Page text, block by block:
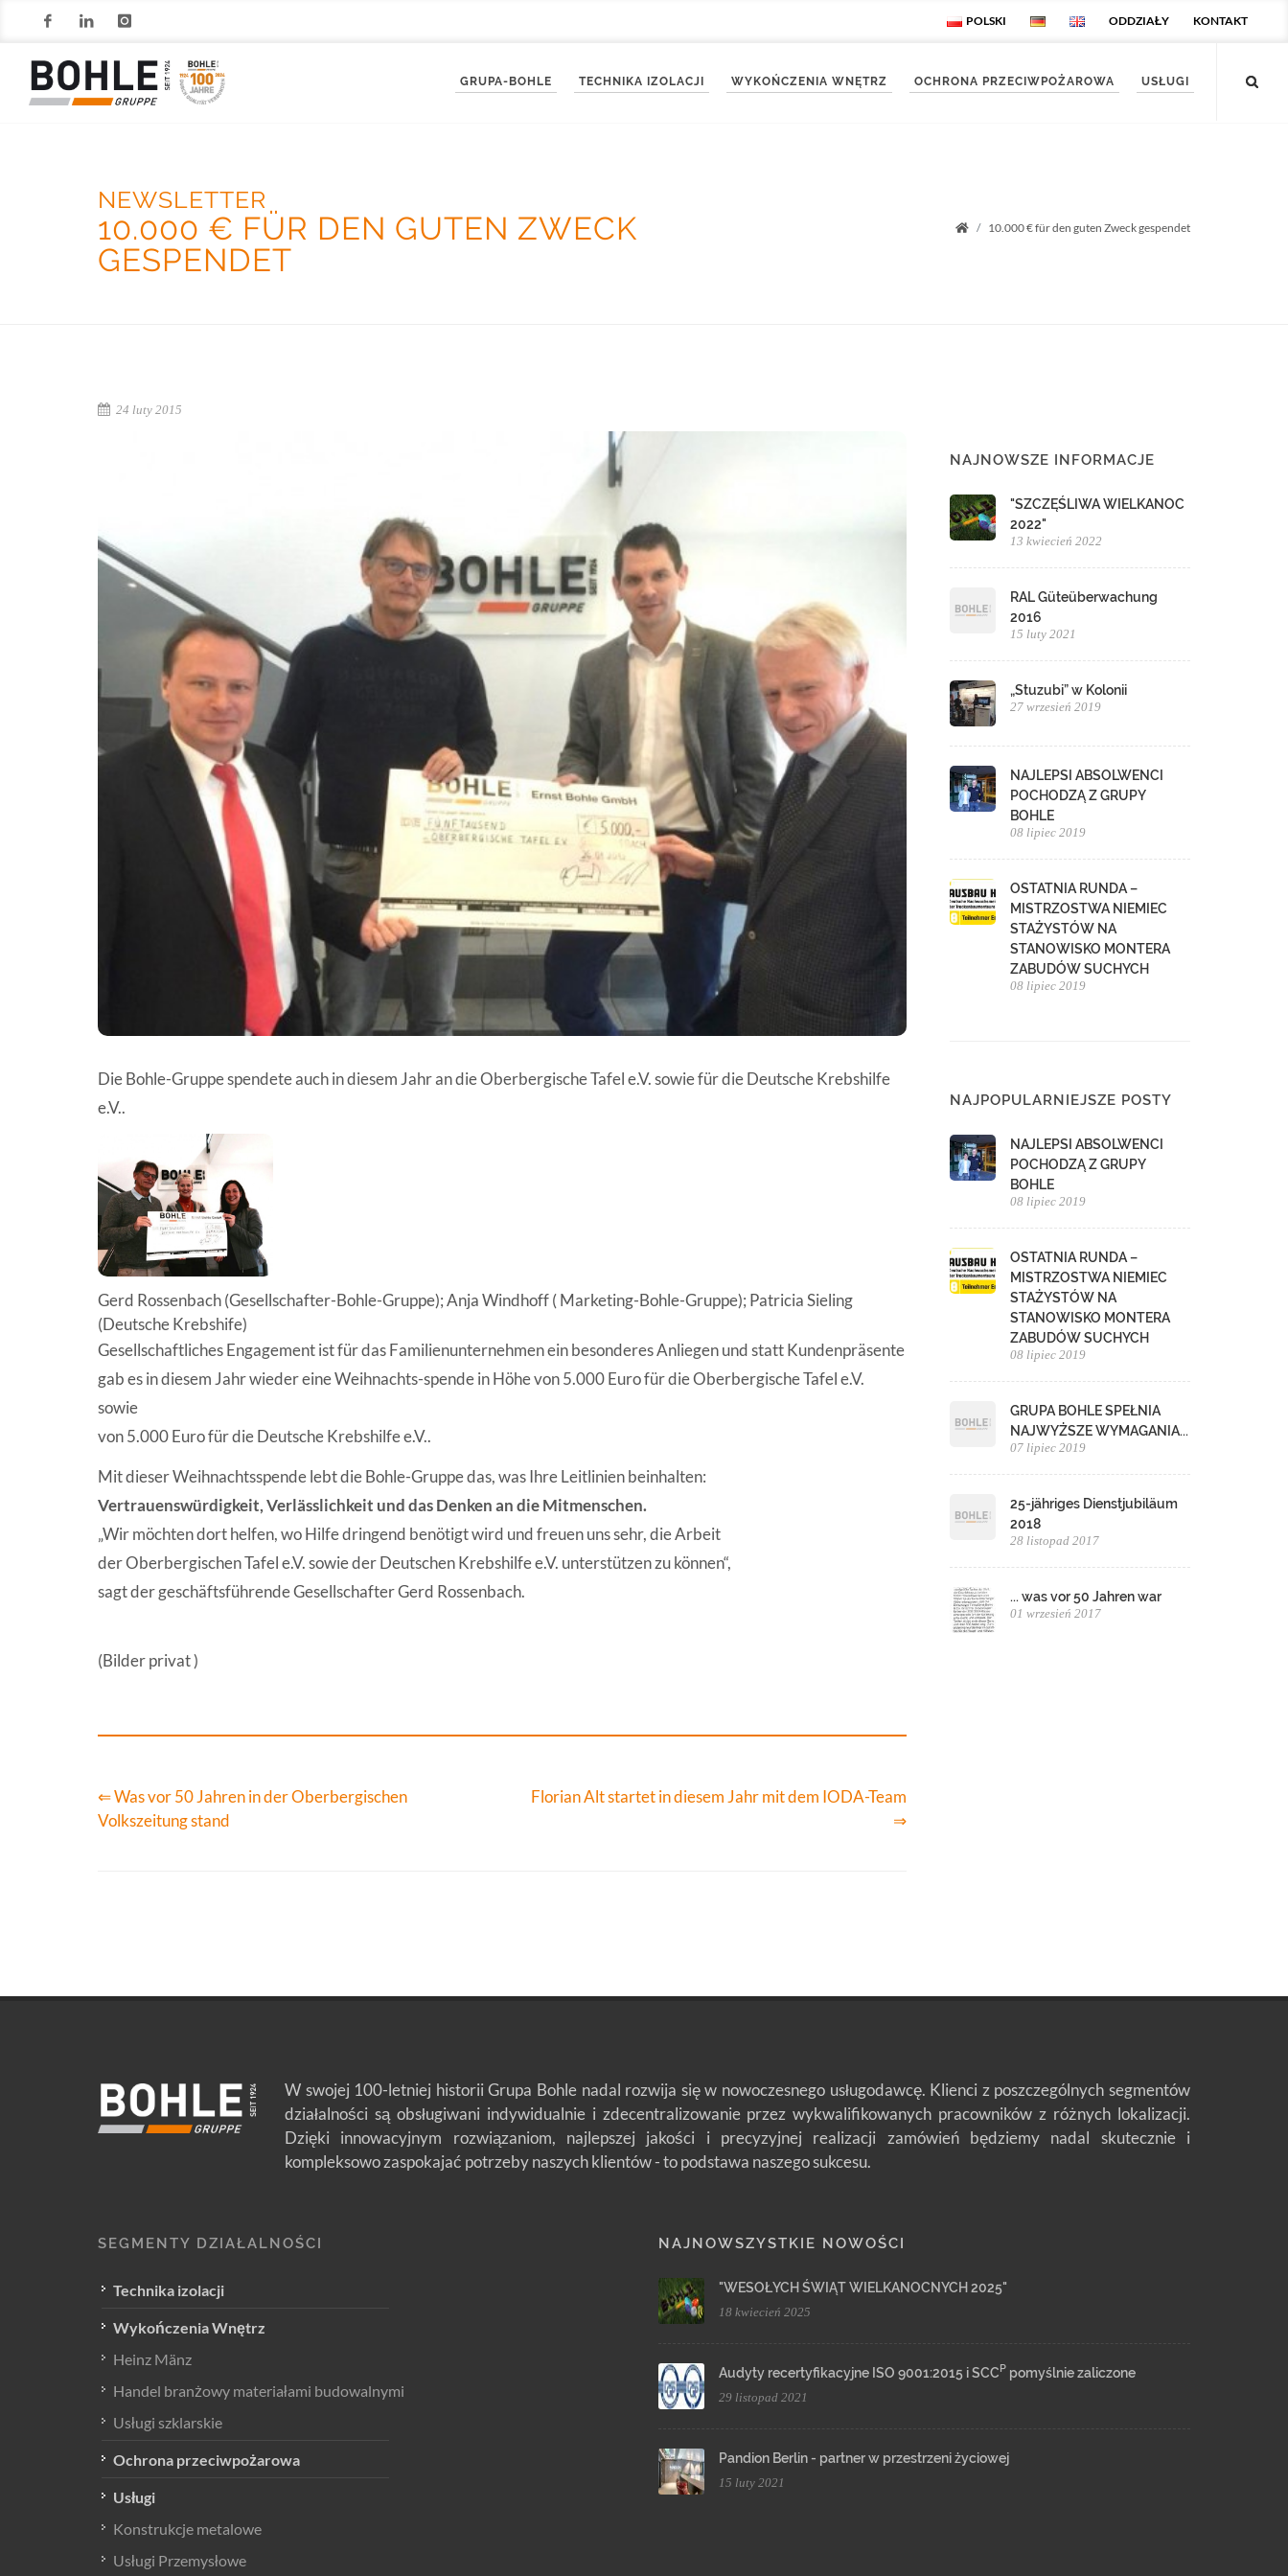
FacebookLinkedInInstagram
POLSKI ODDZIAŁY KONTAKT
GRUPA-BOHLE TECHNIKA IZOLACJI WYKOŃCZENIA WNĘTRZ OCHRONA PRZECIWPOŻAROWA USŁUGI
NEWSLETTER
10.000 € FÜR DEN GUTEN ZWECK
GESPENDET
Startseite
10.000 € für den guten Zweck gespendet
24 luty 2015
Die Bohle-Gruppe spendete auch in diesem Jahr an die Oberbergische Tafel e.V. sowie für die Deutsche Krebshilfe
e.V..
Gerd Rossenbach (Gesellschafter-Bohle-Gruppe); Anja Windhoff ( Marketing-Bohle-Gruppe); Patricia Sieling
(Deutsche Krebshife)
Gesellschaftliches Engagement ist für das Familienunternehmen ein besonderes Anliegen und statt Kundenpräsente
gab es in diesem Jahr wieder eine Weihnachts-spende in Höhe von 5.000 Euro für die Oberbergische Tafel e.V.
sowie
von 5.000 Euro für die Deutsche Krebshilfe e.V..
Mit dieser Weihnachtsspende lebt die Bohle-Gruppe das, was Ihre Leitlinien beinhalten:
Vertrauenswürdigkeit, Verlässlichkeit und das Denken an die Mitmenschen.
„Wir möchten dort helfen, wo Hilfe dringend benötigt wird und freuen uns sehr, die Arbeit
der Oberbergischen Tafel e.V. sowie der Deutschen Krebshilfe e.V. unterstützen zu können“,
sagt der geschäftsführende Gesellschafter Gerd Rossenbach.
(Bilder privat )
⇐ Was vor 50 Jahren in der Oberbergischen
Volkszeitung stand
Florian Alt startet in diesem Jahr mit dem IODA-Team
⇒
NAJNOWSZE INFORMACJE
"SZCZĘŚLIWA WIELKANOC
2022"
13 kwiecień 2022
RAL Güteüberwachung
2016
15 luty 2021
„Stuzubi” w Kolonii
27 wrzesień 2019
NAJLEPSI ABSOLWENCI
POCHODZĄ Z GRUPY
BOHLE
08 lipiec 2019
OSTATNIA RUNDA –
MISTRZOSTWA NIEMIEC
STAŻYSTÓW NA
STANOWISKO MONTERA
ZABUDÓW SUCHYCH
08 lipiec 2019
NAJPOPULARNIEJSZE POSTY
NAJLEPSI ABSOLWENCI
POCHODZĄ Z GRUPY
BOHLE
08 lipiec 2019
OSTATNIA RUNDA –
MISTRZOSTWA NIEMIEC
STAŻYSTÓW NA
STANOWISKO MONTERA
ZABUDÓW SUCHYCH
08 lipiec 2019
GRUPA BOHLE SPEŁNIA
NAJWYŻSZE WYMAGANIA...
07 lipiec 2019
25-jähriges Dienstjubiläum
2018
28 listopad 2017
... was vor 50 Jahren war
01 wrzesień 2017
W swojej 100-letniej historii Grupa Bohle nadal rozwija się w nowoczesnego usługodawcę. Klienci z poszczególnych segmentów
działalności są obsługiwani indywidualnie i zdecentralizowanie przez wykwalifikowanych pracowników z różnych lokalizacji.
Dzięki innowacyjnym rozwiązaniom, najlepszej jakości i precyzyjnej realizacji zamówień będziemy nadal skutecznie i
kompleksowo zaspokajać potrzeby naszych klientów - to podstawa naszego sukcesu.
SEGMENTY DZIAŁALNOŚCI
Technika izolacji
Wykończenia Wnętrz
Heinz Mänz
Handel branżowy materiałami budowalnymi
Usługi szklarskie
Ochrona przeciwpożarowa
Usługi
Konstrukcje metalowe
Usługi Przemysłowe
NAJNOWSZYSTKIE NOWOŚCI
"WESOŁYCH ŚWIĄT WIELKANOCNYCH 2025"
18 kwiecień 2025
Audyty recertyfikacyjne ISO 9001:2015 i SCC P pomyślnie zaliczone
29 listopad 2021
Pandion Berlin - partner w przestrzeni życiowej
15 luty 2021